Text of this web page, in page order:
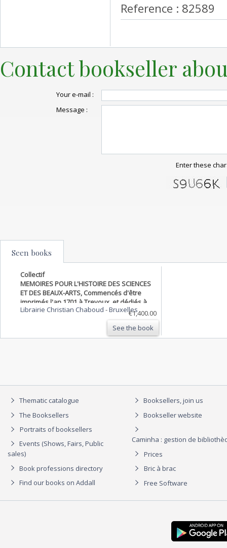
Reference : 82589
Contact bookseller
Your e-mail :
Message :
Enter these
Seen books
Collectif
MEMOIRES POUR L'HISTOIRE DES SCIENCES
ET DES BEAUX-ARTS, Commencés d'être
imprimés l'an 1701 à Trevoux, et dédiés à
son Altesse Sérénissime Monseigneur le
Duc Du Maine (1735)- à Monseigneur le
Prince Souverain de Dombes …
Librairie Christian Chaboud -Bruxelles€1,400.00
See the book
Thematic catalogue
The Booksellers
Portraits of booksellers
Events (Shows, Fairs, Public
sales)
Book professions directory
Find our books on Addall
Booksellers, join us
Bookseller website
Caminha : gestion de
Prices
Bric à brac
Free Software